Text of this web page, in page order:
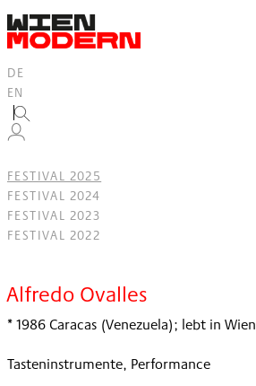
springen
DE
EN
FESTIVAL 2025
FESTIVAL 2024
FESTIVAL 2023
FESTIVAL 2022
Alfredo Ovalles
* 1986 Caracas (Venezuela); lebt in Wien
Tasteninstrumente, Performance